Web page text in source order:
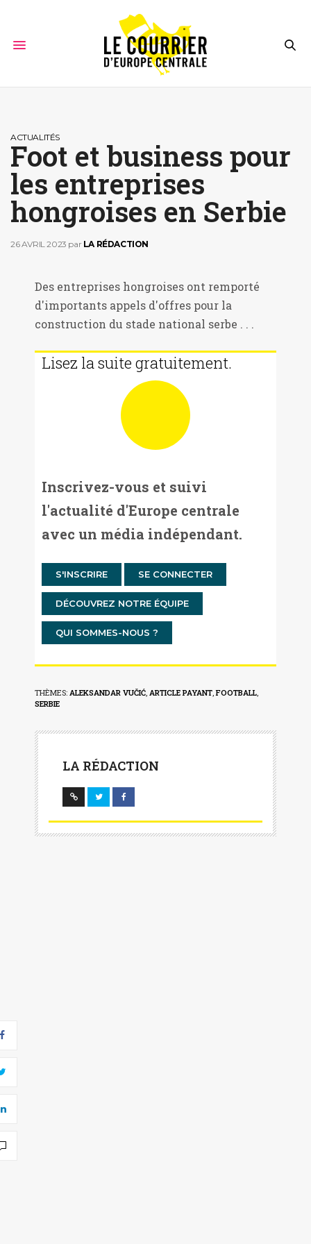
ACTUALITÉS
Foot et business pour
les entreprises
hongroises en Serbie
26 AVRIL 2023 par LA RÉDACTION
Des entreprises hongroises ont remporté
d'importants appels d'offres pour la
construction du stade national serbe . . .
Lisez la suite gratuitement.
Inscrivez-vous et suivi
l'actualité d'Europe centrale
avec un média indépendant.
S'INSCRIRE SE CONNECTER
DÉCOUVREZ NOTRE ÉQUIPE
QUI SOMMES-NOUS ?
THÈMES: ALEKSANDAR VUČIĆ ARTICLE PAYANT ,FOOTBALL
SERBIE
LA RÉDACTION